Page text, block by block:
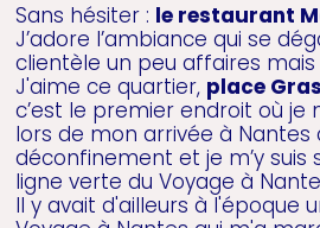
Sans hésiter : le restaurant
J’adore l’ambiance qui se
clientèle un peu affaires mais
J'aime ce quartier, place
c’est le premier endroit où je
lors de mon arrivée à Nantes
déconfinement et je m’y suis
ligne verte du Voyage à
Il y avait d'ailleurs à l'époque